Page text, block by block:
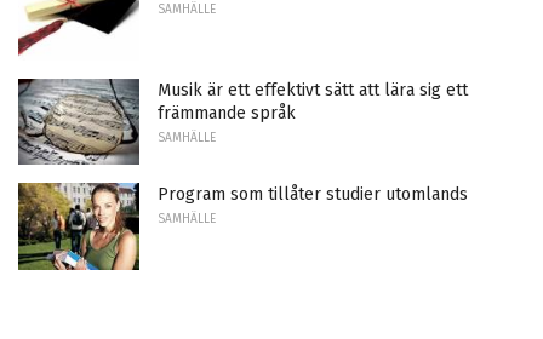
SAMHÄLLE
Musik är ett effektivt sätt att lära sig ett
främmande språk
SAMHÄLLE
Program som tillåter studier utomlands
SAMHÄLLE